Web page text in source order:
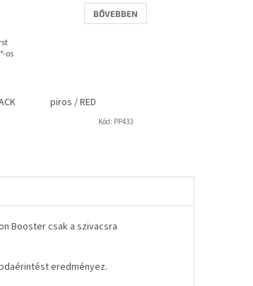
os
BŐVEBBEN
piros / RED
Kód: PP433
Booster csak a szivacsra
eredményez.